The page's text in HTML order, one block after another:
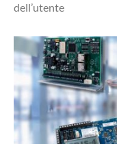
dell’utente